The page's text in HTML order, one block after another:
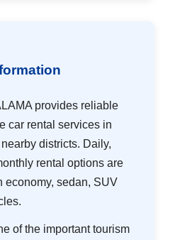
provides reliable
car rental services in
districts. Daily,
rental options are
economy, sedan, SUV
of the important tourism